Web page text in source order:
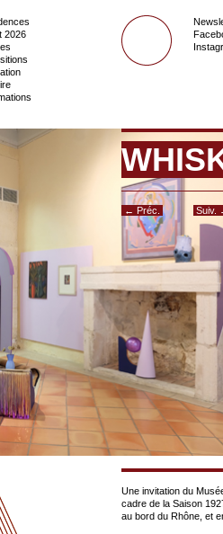
2026
← Préc. Suiv.
Une invitation du
cadre de la Saison
au bord du Rhône, et